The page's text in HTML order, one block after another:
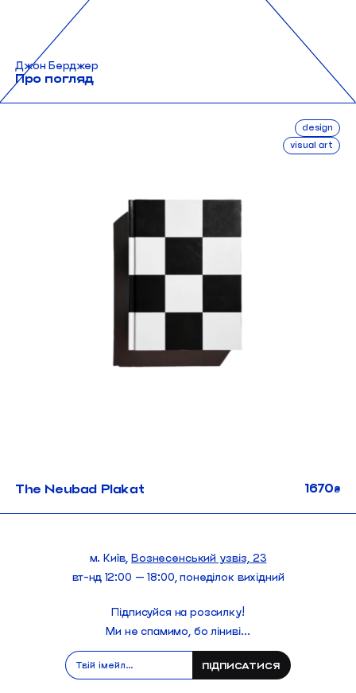
Джон Берджер
Про погляд
design
visual art
The Neubad Plakat 1670₴
Підписуйся на розсилку!
Ми не спамимо, бо ліниві...
м. Київ, Вознесенський узвіз, 23
вт-нд 12:00 — 18:00, понеділок вихідний